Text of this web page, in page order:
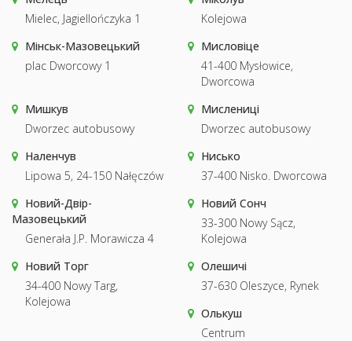
Mielec, Jagiellończyka 1
Kolejowa
Мінськ-Мазовецький
plac Dworcowy 1
Мисловіце
41-400 Mysłowice,
Dworcowa
Мишкув
Dworzec autobusowy
Мислениці
Dworzec autobusowy
Наленчув
Lipowa 5, 24-150 Nałęczów
Нисько
37-400 Nisko. Dworcowa
Новий-Двір-
Мазовецький
Generała J.P. Morawicza 4
Новий Сонч
33-300 Nowy Sącz,
Kolejowa
Новий Торг
34-400 Nowy Targ,
Kolejowa
Олешичі
37-630 Oleszyce, Rynek
Олькуш
Centrum